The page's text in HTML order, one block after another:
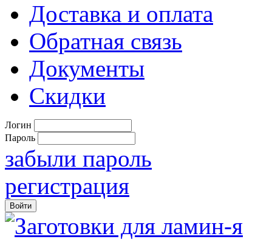
Доставка и оплата
Обратная связь
Документы
Скидки
Логин
Пароль
забыли пароль
регистрация